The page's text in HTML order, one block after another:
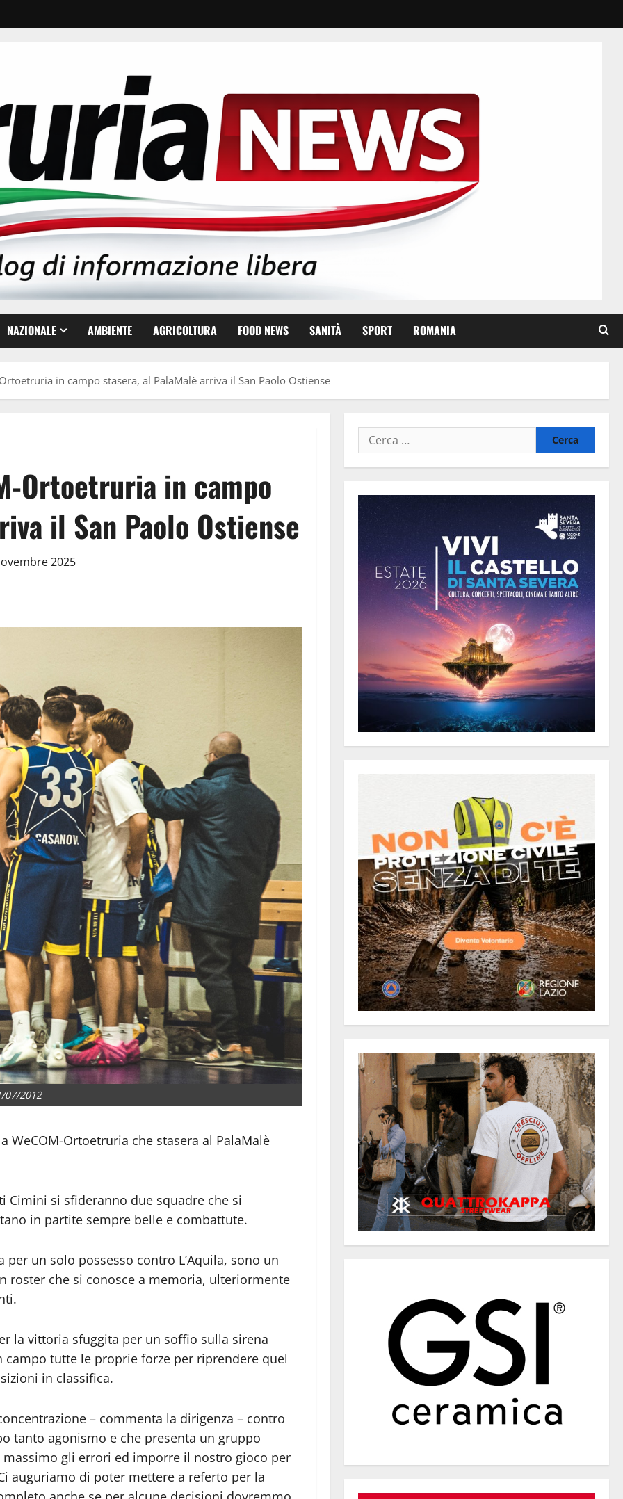
NAZIONALE AMBIENTE AGRICOLTURA FOOD NEWS SANITÀ SPORT ROMANIA
in campo stasera, al PalaMalè arriva il San Paolo Ostiense
Ortoetruria in campo
il San Paolo Ostiense
2025
07/2012
WeCOM-Ortoetruria che stasera al PalaMalè
si sfideranno due squadre che si
in partite sempre belle e combattute.
un solo possesso contro L’Aquila, sono un
roster che si conosce a memoria, ulteriormente
la vittoria sfuggita per un soffio sulla sirena
campo tutte le proprie forze per riprendere quel
in classifica.
– commenta la dirigenza – contro
tanto agonismo e che presenta un gruppo
gli errori ed imporre il nostro gioco per
auguriamo di poter mettere a referto per la
Ricerca
per: